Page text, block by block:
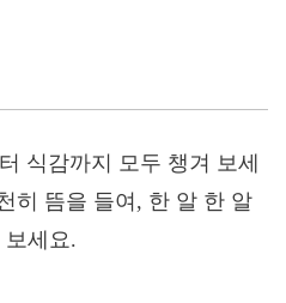
식감까지 모두 챙겨 보세
히 뜸을 들여, 한 알 한 알
세요.